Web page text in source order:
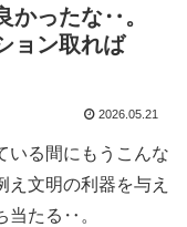
かったな‥。
ョン取れば
2026.05.21
いる間にもうこんな
文明の利器を与え
当たる‥。